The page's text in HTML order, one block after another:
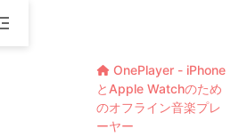
OnePlayer - iPhone
とApple Watchのため
のオフライン音楽プレ
ーヤー